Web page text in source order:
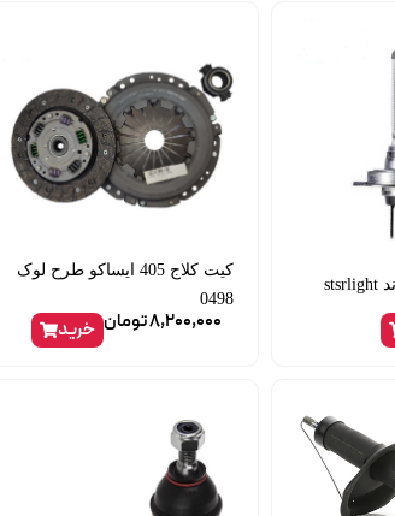
کیت کلاج 405 ایساکو طرح لوک
0498
8,200,000تومان خرید